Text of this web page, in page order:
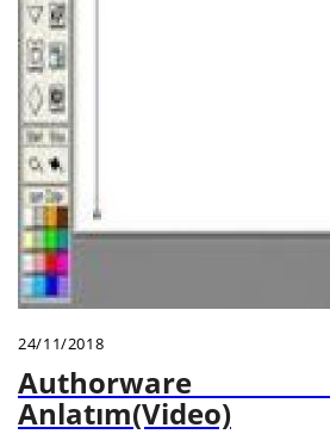
24/11/2018
Authorware
Anlatım(Video)